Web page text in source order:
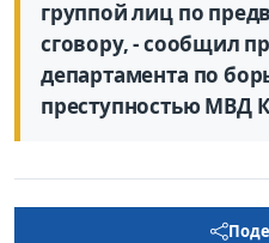
группой лиц по
сговору, - сообщил
департамента по
преступностью МВД